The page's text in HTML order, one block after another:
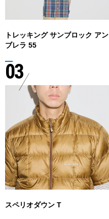
トレッキング サンブロック アン
ブレラ 55
03
スペリオダウン T